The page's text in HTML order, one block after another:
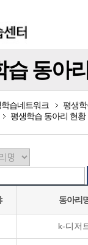
습 동아
습네트워크
평생
평생학습 동아리 현황
동아리
k-디저